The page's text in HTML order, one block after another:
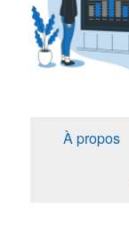
À propos